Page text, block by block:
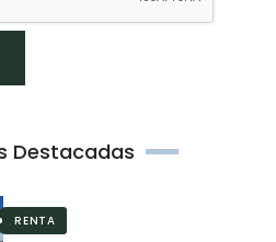
Destacadas
RENTA